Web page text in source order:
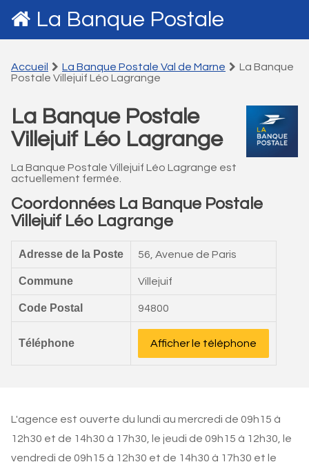
La Banque Postale
Accueil La Banque Postale Val de Marne
La Banque
Postale Villejuif Léo Lagrange
La Banque Postale
Villejuif Léo Lagrange
La Banque Postale Villejuif Léo Lagrange est
actuellement fermée.
Coordonnées La Banque Postale
Villejuif Léo Lagrange
Adresse de la Poste 56, Avenue de Paris
Commune Villejuif
Code Postal 94800
Téléphone Afficher le téléphone
L'agence est ouverte du lundi au mercredi de 09h15 à
12h30 et de 14h30 à 17h30, le jeudi de 09h15 à 12h30, le
vendredi de 09h15 à 12h30 et de 14h30 à 17h30 et le